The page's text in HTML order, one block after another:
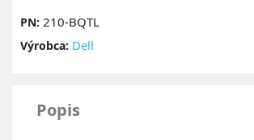
PN: 210-BQTL
Výrobca: Dell
Popis